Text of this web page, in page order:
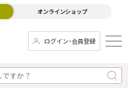
オンラインショップ
ログイン･会員登録